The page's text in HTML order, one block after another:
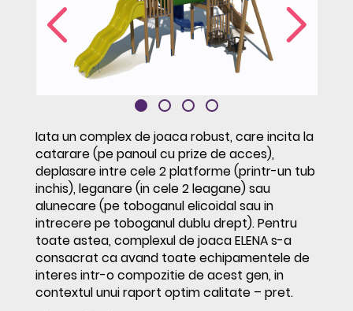
Contact
Iata un complex de joaca robust, care incita la
catarare (pe panoul cu prize de acces),
deplasare intre cele 2 platforme (printr-un tub
inchis), leganare (in cele 2 leagane) sau
alunecare (pe toboganul elicoidal sau in
intrecere pe toboganul dublu drept). Pentru
toate astea, complexul de joaca ELENA s-a
consacrat ca avand toate echipamentele de
interes intr-o compozitie de acest gen, in
contextul unui raport optim calitate – pret.